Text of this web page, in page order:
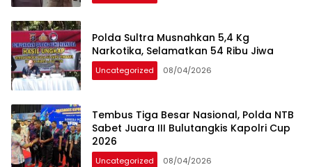
Polda Sultra Musnahkan 5,4 Kg
Narkotika, Selamatkan 54 Ribu Jiwa
Uncategorized 08/04/2026
Tembus Tiga Besar Nasional, Polda NTB
Sabet Juara III Bulutangkis Kapolri Cup
2026
Uncategorized 08/04/2026